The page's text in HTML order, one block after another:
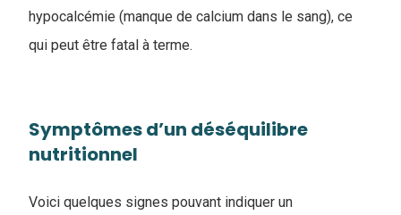
hypocalcémie (manque de calcium dans le sang), ce
qui peut être fatal à terme.
Symptômes d’un déséquilibre
nutritionnel
Voici quelques signes pouvant indiquer un